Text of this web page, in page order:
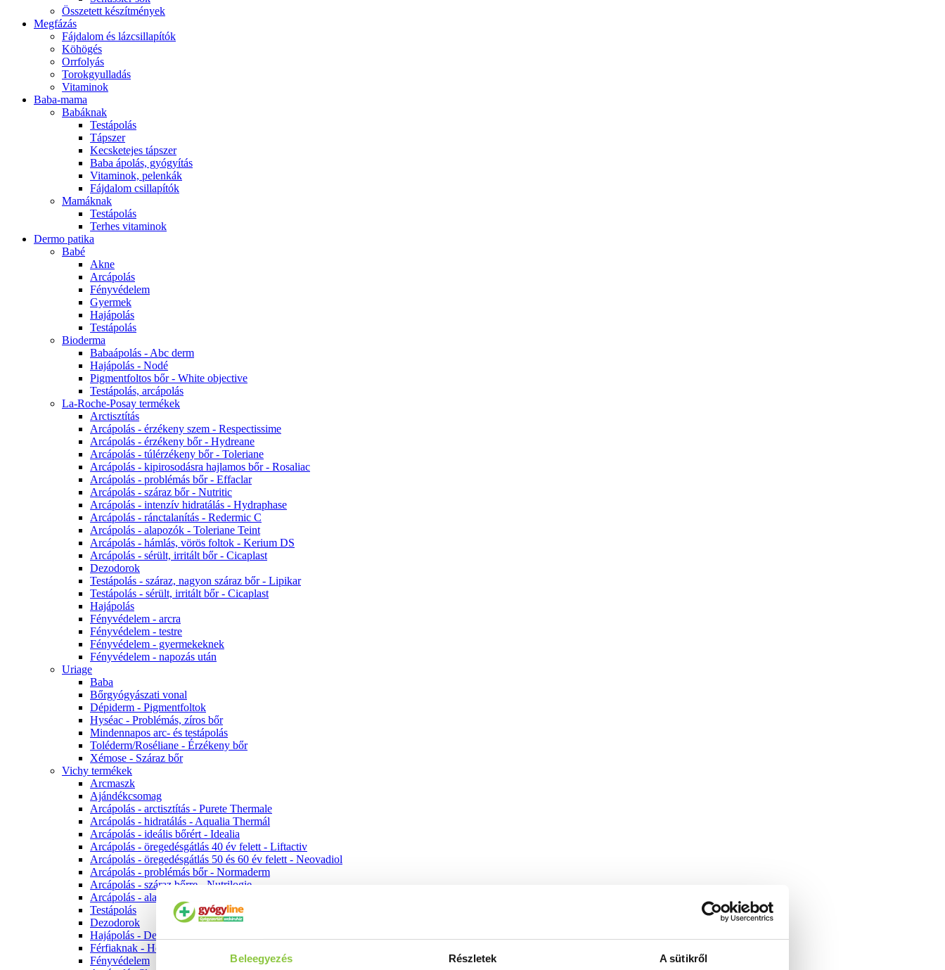
Beleegyezés Részletek A sütikről
Összetett készítmények
Megfázás
Fájdalom és lázcsillapítók
Köhögés
Orrfolyás
Torokgyulladás
Vitaminok
Baba-mama
Babáknak
Testápolás
Tápszer
Kecsketejes tápszer
Baba ápolás, gyógyítás
Vitaminok, pelenkák
Fájdalom csillapítók
Mamáknak
Testápolás
Terhes vitaminok
Dermo patika
Babé
Akne
Arcápolás
Fényvédelem
Gyermek
Hajápolás
Testápolás
Bioderma
Babaápolás - Abc derm
Hajápolás - Nodé
Pigmentfoltos bőr - White objective
Testápolás, arcápolás
La-Roche-Posay termékek
Arctisztítás
Arcápolás - érzékeny szem - Respectissime
Arcápolás - érzékeny bőr - Hydreane
Arcápolás - túlérzékeny bőr - Toleriane
Arcápolás - kipirosodásra hajlamos bőr - Rosaliac
Arcápolás - problémás bőr - Effaclar
Arcápolás - száraz bőr - Nutritic
Arcápolás - intenzív hidratálás - Hydraphase
Arcápolás - ránctalanítás - Redermic C
Arcápolás - alapozók - Toleriane Teint
Arcápolás - hámlás, vörös foltok - Kerium DS
Arcápolás - sérült, irritált bőr - Cicaplast
Dezodorok
Testápolás - száraz, nagyon száraz bőr - Lipikar
Testápolás - sérült, irritált bőr - Cicaplast
Hajápolás
Fényvédelem - arcra
Fényvédelem - testre
Fényvédelem - gyermekeknek
Fényvédelem - napozás után
Uriage
Baba
Bőrgyógyászati vonal
Dépiderm - Pigmentfoltok
Hyséac - Problémás, zíros bőr
Mindennapos arc- és testápolás
Toléderm/Roséliane - Érzékeny bőr
Xémose - Száraz bőr
Vichy termékek
Arcmaszk
Ajándékcsomag
Arcápolás - arctisztítás - Purete Thermale
Arcápolás - hidratálás - Aqualia Thermál
Arcápolás - ideális bőrért - Idealia
Arcápolás - öregedésgátlás 40 év felett - Liftactiv
Arcápolás - öregedésgátlás 50 és 60 év felett - Neovadiol
Arcápolás - problémás bőr - Normaderm
Arcápolás - száraz bőrre - Nutrilogie
Arcápolás - alapozók
Testápolás
Dezodorok
Hajápolás - Dercos
Férfiaknak - Homme
Fényvédelem